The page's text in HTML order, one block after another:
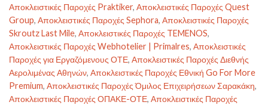
Αποκλειστικές Παροχές Praktiker, Αποκλειστικές Παροχές Quest
Group, Αποκλειστικές Παροχές Sephora, Αποκλειστικές Παροχές
Skroutz Last Mile, Αποκλειστικές Παροχές TEMENOS,
Αποκλειστικές Παροχές Webhotelier | Primalres, Αποκλειστικές
Παροχές για Εργαζόμενους ΟΤΕ, Αποκλειστικές Παροχές Διεθνής
Αερολιμένας Αθηνών, Αποκλειστικές Παροχές Εθνική Go For More
Premium, Αποκλειστικές Παροχές Όμιλος Επιχειρήσεων Σαρακάκη,
Αποκλειστικές Παροχές ΟΠΑΚΕ-ΟΤΕ, Αποκλειστικές Παροχές